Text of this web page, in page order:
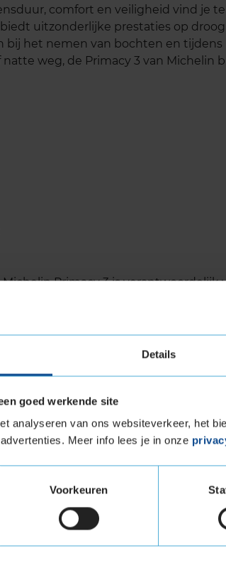
Details
goed werkende site
analyseren van ons websiteverkeer, het
Meer info lees je in onze
Voorkeuren
comfort en veiligheid vind je
uitzonderlijke prestaties op
bij het nemen van bochten en tijdens
weg, de Primacy 3 van Michelin
Primacy 3 is verantwoordelijk
slijtvast. Deze
auto bij het remmen snel stilstaat.
Primacy 3 van Michelin in bochten
in één band
3 van Michelin maakt de band
met de Michelin Primacy 3 hoef je
brandstofbesparing.
maat 215 55 R17 kopen
215 55 R17 eenvoudig online en plan
vestiging.